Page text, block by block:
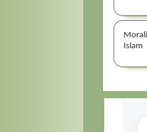
Islam